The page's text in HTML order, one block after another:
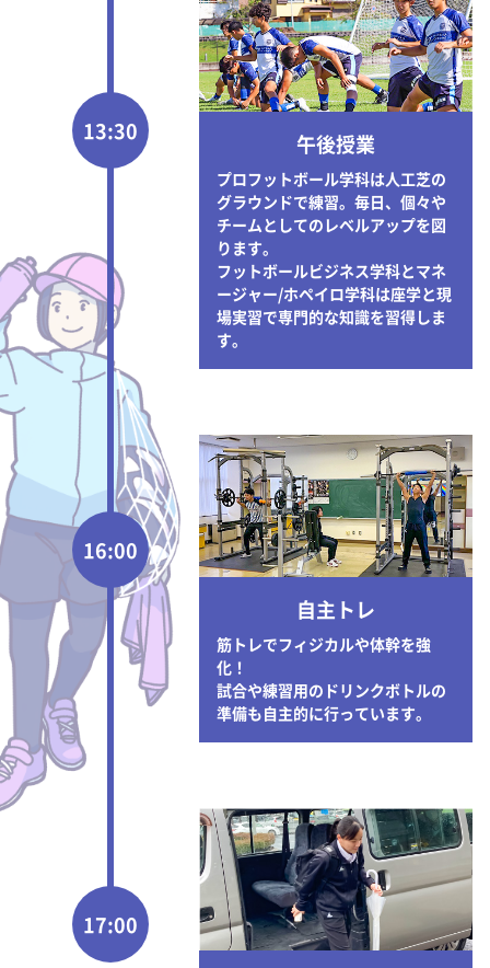
13:30 午後授業
プロフットボール学科は人工芝の
グラウンドで練習。毎日、個々や
チームとしてのレベルアップを図
ります。
フットボールビジネス学科とマネ
ージャー/ホペイロ学科は座学と現
場実習で専門的な知識を習得しま
す。
16:00
自主トレ
筋トレでフィジカルや体幹を強
化！
試合や練習用のドリンクボトルの
準備も自主的に行っています。
17:00